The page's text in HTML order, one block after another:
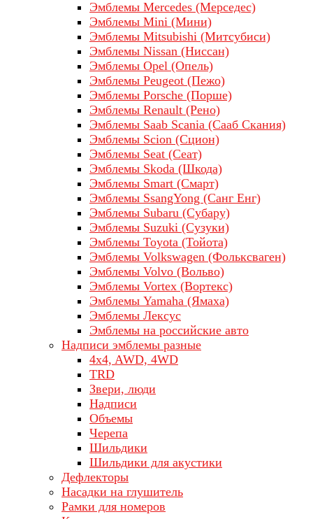
Эмблемы Mercedes (Мерседес)
Эмблемы Mini (Мини)
Эмблемы Mitsubishi (Митсубиси)
Эмблемы Nissan (Ниссан)
Эмблемы Opel (Опель)
Эмблемы Peugeot (Пежо)
Эмблемы Porsche (Порше)
Эмблемы Renault (Рено)
Эмблемы Saab Scania (Сааб Скания)
Эмблемы Scion (Сцион)
Эмблемы Seat (Сеат)
Эмблемы Skoda (Шкода)
Эмблемы Smart (Смарт)
Эмблемы SsangYong (Санг Енг)
Эмблемы Subaru (Субару)
Эмблемы Suzuki (Сузуки)
Эмблемы Toyota (Тойота)
Эмблемы Volkswagen (Фольксваген)
Эмблемы Volvo (Вольво)
Эмблемы Vortex (Вортекс)
Эмблемы Yamaha (Ямаха)
Эмблемы Лексус
Эмблемы на российские авто
Надписи эмблемы разные
4x4, AWD, 4WD
TRD
Звери, люди
Надписи
Объемы
Черепа
Шильдики
Шильдики для акустики
Дефлекторы
Насадки на глушитель
Рамки для номеров